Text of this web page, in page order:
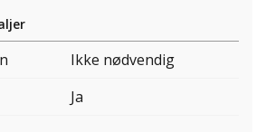
Ikke nødvendig
Ja